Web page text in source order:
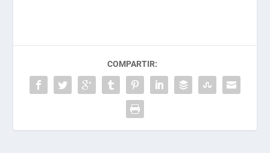
COMPARTIR: